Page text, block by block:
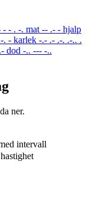
- - . -. mat -- .- - hjalp
. - karlek -.- .- .-. .-.. .
dod -.. --- -..
ner.
intervall